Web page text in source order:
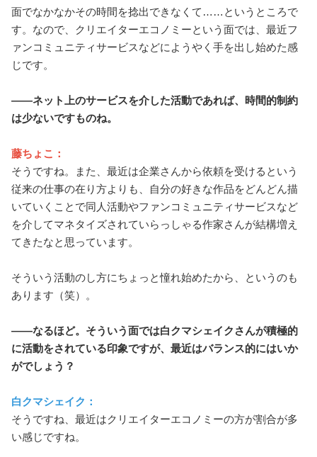
面でなかなかその時間を捻出できなくて……というところで
す。なので、クリエイターエコノミーという面では、最近フ
ァンコミュニティサービスなどにようやく手を出し始めた感
じです。
――ネット上のサービスを介した活動であれば、時間的制約
は少ないですものね。
藤ちょこ：
そうですね。また、最近は企業さんから依頼を受けるという
従来の仕事の在り方よりも、自分の好きな作品をどんどん描
いていくことで同人活動やファンコミュニティサービスなど
を介してマネタイズされていらっしゃる作家さんが結構増え
てきたなと思っています。
そういう活動のし方にちょっと憧れ始めたから、というのも
あります（笑）。
――なるほど。そういう面では白クマシェイクさんが積極的
に活動をされている印象ですが、最近はバランス的にはいか
がでしょう？
白クマシェイク：
そうですね、最近はクリエイターエコノミーの方が割合が多
い感じですね。